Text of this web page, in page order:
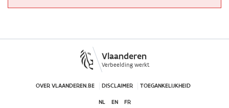
Vlaanderen
Verbeelding werkt
OVER VLAANDEREN.BE DISCLAIMER TOEGANKELIJKHEID
NL EN FR